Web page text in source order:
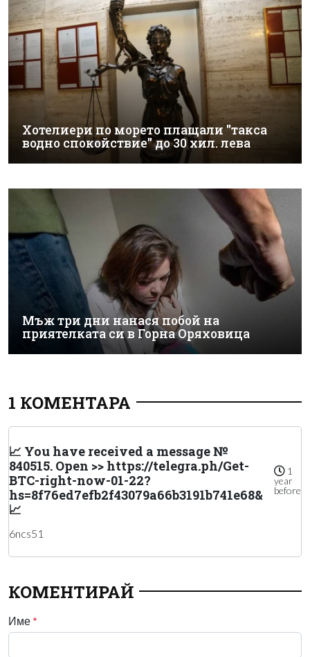
Хотелиери по морето плащали "такса
водно спокойствие" до 30 хил. лева
Мъж три дни нанася побой на
приятелката си в Горна Оряховица
1 КОМЕНТАРА
📈 You have received a message №
840515. Open >> https://telegra.ph/Get-
BTC-right-now-01-22?
hs=8f76ed7efb2f43079a66b3191b741e68&
📈
1
year
before
6ncs51
КОМЕНТИРАЙ
Име *